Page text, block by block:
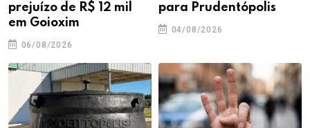
prejuízo de R$ 12 mil
em Goioxim
06/08/2026
para Prudentópolis
04/08/2026